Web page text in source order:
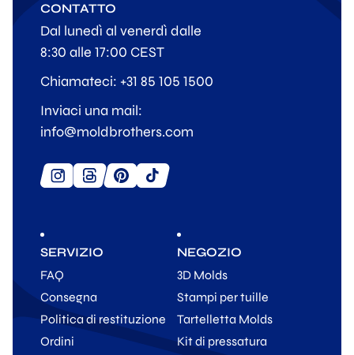
SERVIZIO
FAQ
Consegna
Politica di restituzione
Ordini
NEGOZIO
3D Molds
Stampi per tuille
Tartelletta Molds
Kit di pressatura
CONTATTO
Dal lunedì al venerdì dalle
8:30 alle 17:00 CEST
Chiamateci: +31 85 105 1500
Inviaci una mail:
info@moldbrothers.com